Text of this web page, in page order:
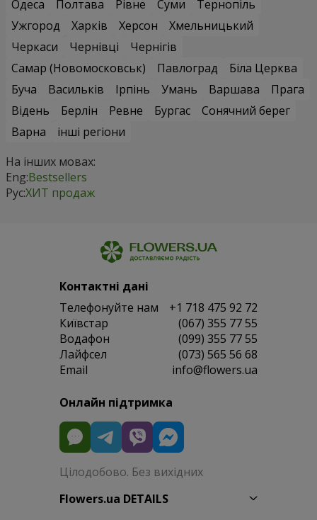
Одеса
Полтава Рівне Суми
Тернопіль
Ужгород
Харків Херсон
Хмельницький
Черкаси
Чернівці
Чернігів
Самар (Новомосковськ)
Павлоград
Біла Церква
Буча
Васильків Ірпінь Умань Варшава
Прага
Відень
Берлін Ревне Бургас
Сонячний берег
Варна
інші регіони
На інших мовах:
Eng:Bestsellers
Рус:ХИТ продаж
Контактні дані
Телефонуйте нам
+1 718 475 92 72
Київстар
(067) 355 77 55
Водафон
(099) 355 77 55
Лайфсел
(073) 565 56 68
Email
info@flowers.ua
Онлайн підтримка
Цілодобово. Без вихідних
Flowers.ua DETAILS